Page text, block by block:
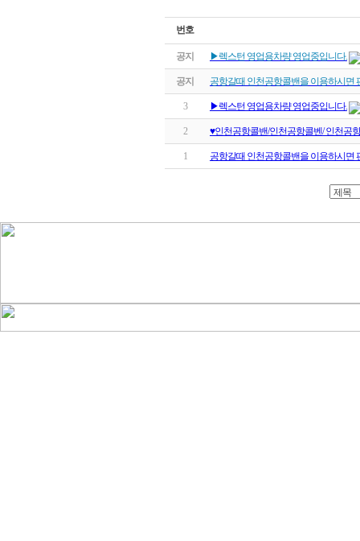
번호
공지 ▶렉스턴 영업용차량 영업중입니다.
공지 공항갈때 인천공항콜밴을 이용하시면
3 ▶렉스턴 영업용차량 영업중입니다.
2 ♥인천공항콜밴/인천공항콜벤/ 인천공
1 공항갈때 인천공항콜밴을 이용하시면